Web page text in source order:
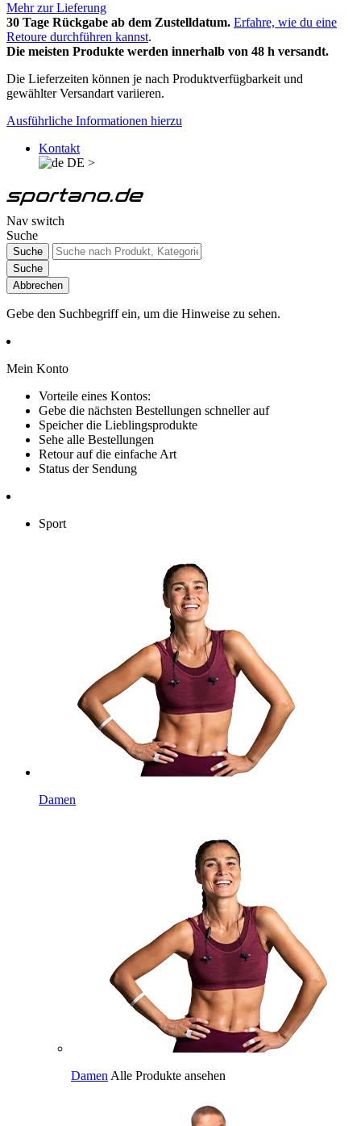
Mehr zur Lieferung
30 Tage Rückgabe ab dem Zustelldatum. Erfahre, wie du eine
Retoure durchführen kannst.
Die meisten Produkte werden innerhalb von 48 h versandt.
Die Lieferzeiten können je nach Produktverfügbarkeit und
gewählter Versandart variieren.
Ausführliche Informationen hierzu
Kontakt
DE >
Nav switch
Suche
Suche
Suche
Abbrechen
Gebe den Suchbegriff ein, um die Hinweise zu sehen.
Mein Konto
Vorteile eines Kontos:
Gebe die nächsten Bestellungen schneller auf
Speicher die Lieblingsprodukte
Sehe alle Bestellungen
Retour auf die einfache Art
Status der Sendung
Sport
Damen
Damen Alle Produkte ansehen